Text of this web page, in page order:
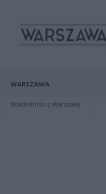
WARSZAWA
Wiadomości z Warszawy